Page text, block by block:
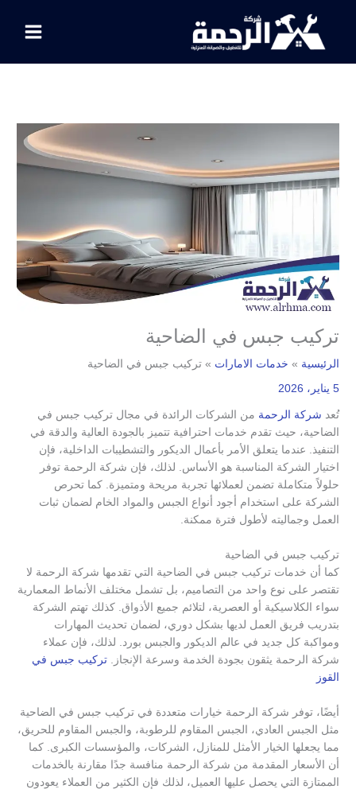
المحتوى
تركيب جبس في الضاحية
الرئيسية خدمات الامارات تركيب جبس في الضاحية
5 يناير، 2026
تُعد شركة الرحمة من الشركات الرائدة في مجال تركيب جبس في
الضاحية، حيث تقدم خدمات احترافية تتميز بالجودة العالية والدقة في
التنفيذ. عندما يتعلق الأمر بأعمال الديكور والتشطيبات الداخلية، فإن
اختيار الشركة المناسبة هو الأساس. لذلك، فإن شركة الرحمة توفر
حلولاً متكاملة تضمن لعملائها تجربة مريحة ومتميزة. كما تحرص
الشركة على استخدام أجود أنواع الجبس والمواد الخام لضمان ثبات
العمل وجماليته لأطول فترة ممكنة.
تركيب جبس في الضاحية
كما أن خدمات تركيب جبس في الضاحية التي تقدمها شركة الرحمة لا
تقتصر على نوع واحد من التصاميم، بل تشمل مختلف الأنماط المعمارية
سواء الكلاسيكية أو العصرية، لتلائم جميع الأذواق. كذلك تهتم الشركة
بتدريب فريق العمل لديها بشكل دوري، لضمان تحديث المهارات
ومواكبة كل جديد في عالم الديكور والجبس بورد. لذلك، فإن عملاء
شركة الرحمة يثقون بجودة الخدمة وسرعة الإنجاز.تركيب جبس في
القوز
أيضًا، توفر شركة الرحمة خيارات متعددة في تركيب جبس في الضاحية
مثل الجبس العادي، الجبس المقاوم للرطوبة، والجبس المقاوم للحريق،
مما يجعلها الخيار الأمثل للمنازل، الشركات، والمؤسسات الكبرى. كما
أن الأسعار المقدمة من شركة الرحمة منافسة جدًا مقارنة بالخدمات
الممتازة التي يحصل عليها العميل، لذلك فإن الكثير من العملاء يعودون